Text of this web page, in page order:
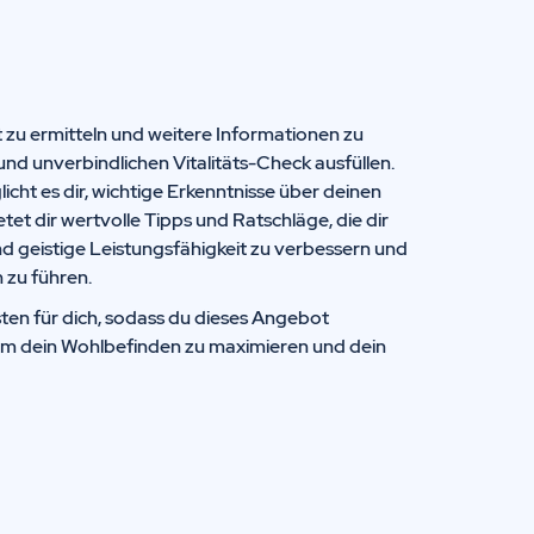
ermitteln und weitere Informationen zu
unverbindlichen Vitalitäts-Check ausfüllen.
es dir, wichtige Erkenntnisse über deinen
dir wertvolle Tipps und Ratschläge, die dir
geistige Leistungsfähigkeit zu verbessern und
zu führen.
für dich, sodass du dieses Angebot
dein Wohlbefinden zu maximieren und dein